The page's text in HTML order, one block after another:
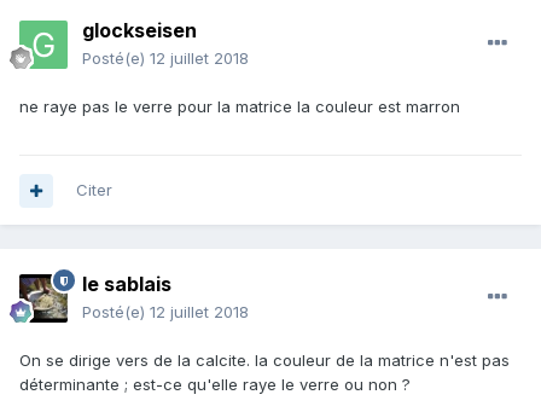
glockseisen
Posté(e) 12 juillet 2018
ne raye pas le verre pour la matrice la couleur est marron
Citer
le sablais
Posté(e) 12 juillet 2018
On se dirige vers de la calcite. la couleur de la matrice n'est pas
déterminante ; est-ce qu'elle raye le verre ou non ?